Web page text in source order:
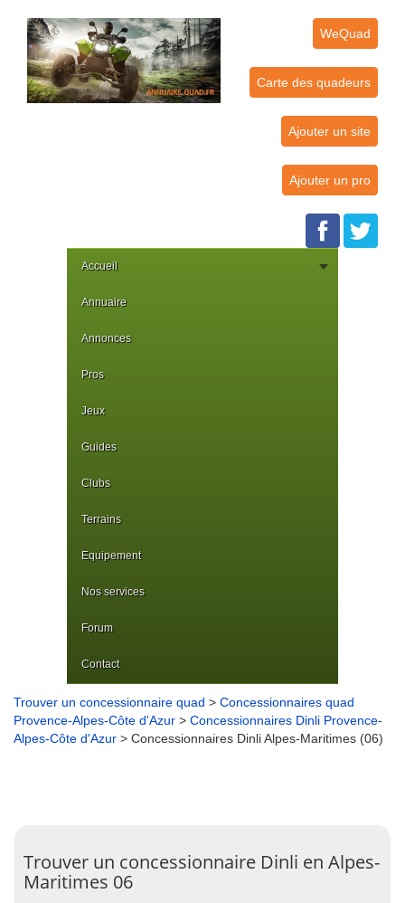
WeQuad
Carte des quadeurs
Ajouter un site
Ajouter un pro
Accueil
Annuaire
Annonces
Pros
Jeux
Guides
Clubs
Terrains
Equipement
Nos services
Forum
Contact
Trouver un concessionnaire quad > Concessionnaires quad
Provence-Alpes-Côte d'Azur > Concessionnaires Dinli Provence-
Alpes-Côte d'Azur > Concessionnaires Dinli Alpes-Maritimes (06)
Trouver un concessionnaire Dinli en Alpes-
Maritimes 06